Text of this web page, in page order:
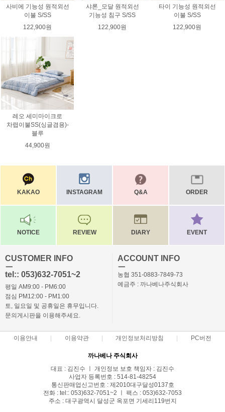
사비에 기능성 원적외선
이불 S/SS
122,900원
샤론_모달 원적외선
기능성 침구 S/SS
122,900원
타이 기능성 원적외선
이불 S/SS
122,900원
레오 세미마이크로
차렵이불SS(싱글겸용)-
블루
44,900원
KAKAO INSTAGRAM Q&A ORDER
NOTICE REVIEW DIARY EVENT
CUSTOMER INFO
ㅡ
tel:: 053)632-7051~2
평일 AM9:00 - PM6:00
점심 PM12:00 - PM1:00
토, 일요일 및 공휴일은 휴무입니다.
문의게시판을 이용해주세요.
ACCOUNT INFO
ㅡ
농협 351-0883-7849-73
예금주 : 까나베나주식회사
이용안내 이용약관 개인정보처리방침 PC버전
까나베나 주식회사
대표 : 김진수 ㅣ 개인정보 보호 책임자 : 김진수
사업자 등록번호 : 514-81-48254
통신판매업신고번호 : 제2010대구달성0137호
전화 : tel:: 053)632-7051~2 ㅣ 팩스 : 053)632-7053
주소 : 대구광역시 달성군 옥포면 기세리119번지